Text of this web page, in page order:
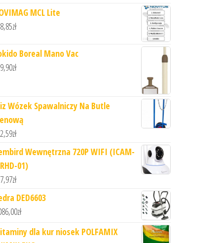
MCL Lite
zł
Boreal Mano Vac
zł
Wózek Spawalniczy Na Butle
zł
Wewnętrzna 720P WIFI (ICAM-
01)
zł
DED6603
zł
dla kur niosek POLFAMIX